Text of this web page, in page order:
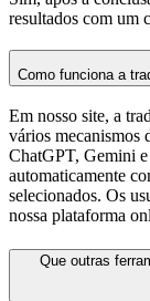
resultados com um
Como funciona a
Em nosso site, a
vários mecanismos
ChatGPT, Gemini e
automaticamente
selecionados. Os
nossa plataforma
Que outras